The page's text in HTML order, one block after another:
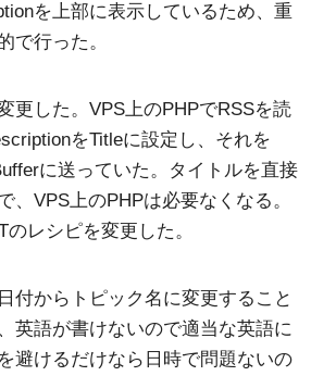
を上部に表示しているため、重
で行った。
更した。VPS上のPHPでRSSを読
をTitleに設定し、それを
に送っていた。タイトルを直接
、VPS上のPHPは必要なくなる。
レシピを変更した。
付からトピック名に変更すること
英語が書けないので適当な英語に
避けるだけなら日時で問題ないの